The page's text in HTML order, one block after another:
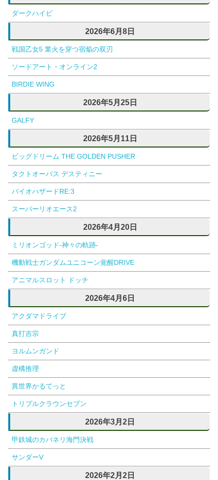
ダークハイビ
2026年6月8日
戦国乙女5 業火を穿つ宿焔の双刃
ソードアート・オンライン2
BIRDIE WING
2026年5月25日
GALFY
2026年5月11日
ビッグドリーム THE GOLDEN PUSHER
タクトオーパス デスティニー
バイオハザードRE:3
スーパーリオエース2
2026年4月20日
ミリオンゴッド-神々の軌跡-
機動戦士ガンダムユニコーン覚醒DRIVE
アニマルスロット ドッチ
2026年4月6日
アクダマドライブ
真打吉宗
ヨルムンガンド
虚構推理
異世界かるてっと
トリプルクラウンセブン
2026年3月2日
甲鉄城のカバネリ海門決戦
サンダーV
2026年2月2日